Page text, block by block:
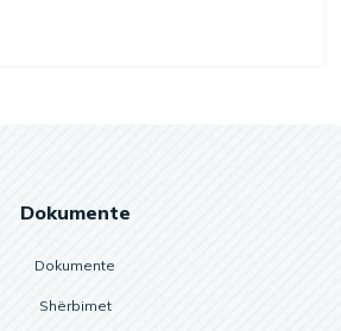
Dokumente
Dokumente
Shërbimet